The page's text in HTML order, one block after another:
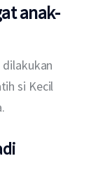
anak-
dilakukan
si Kecil